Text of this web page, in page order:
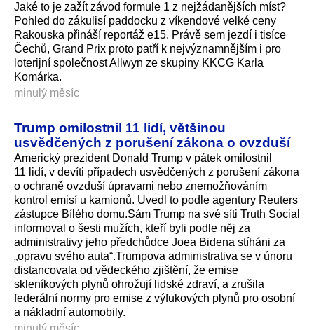
Jaké to je zažít závod formule 1 z nejžádanějších míst?
Pohled do zákulisí paddocku z víkendové velké ceny
Rakouska přináší reportáž e15. Právě sem jezdí i tisíce
Čechů, Grand Prix proto patří k nejvýznamnějším i pro
loterijní společnost Allwyn ze skupiny KKCG Karla
Komárka.
minulý měsíc
Trump omilostnil 11 lidí, většinou
usvědčených z porušení zákona o ovzduší
Americký prezident Donald Trump v pátek omilostnil
11 lidí, v devíti případech usvědčených z porušení zákona
o ochraně ovzduší úpravami nebo znemožňováním
kontrol emisí u kamionů. Uvedl to podle agentury Reuters
zástupce Bílého domu.Sám Trump na své síti Truth Social
informoval o šesti mužích, kteří byli podle něj za
administrativy jeho předchůdce Joea Bidena stíháni za
„opravu svého auta“.Trumpova administrativa se v únoru
distancovala od vědeckého zjištění, že emise
skleníkových plynů ohrožují lidské zdraví, a zrušila
federální normy pro emise z výfukových plynů pro osobní
a nákladní automobily.